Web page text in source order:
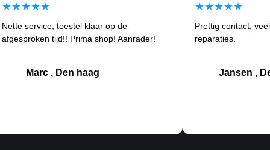
★★★★★
Nette service, toestel klaar op de
afgesproken tijd!! Prima shop! Aanrader!
Marc , Den haag
Prettig
reparaties.